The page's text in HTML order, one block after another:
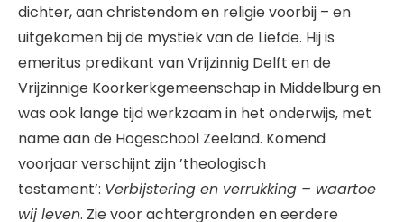
dichter, aan christendom en religie voorbij – en
uitgekomen bij de mystiek van de Liefde. Hij is
emeritus predikant van Vrijzinnig Delft en de
Vrijzinnige Koorkerkgemeenschap in Middelburg en
was ook lange tijd werkzaam in het onderwijs, met
name aan de Hogeschool Zeeland. Komend
voorjaar verschijnt zijn ’theologisch
testament’: Verbijstering en verrukking – waartoe
wij leven. Zie voor achtergronden en eerdere